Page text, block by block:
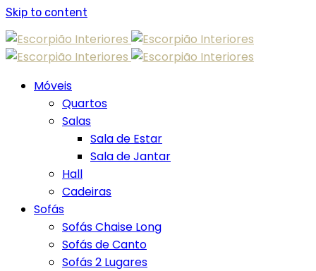
Skip to content
Móveis
Quartos
Salas
Sala de Estar
Sala de Jantar
Hall
Cadeiras
Sofás
Sofás Chaise Long
Sofás de Canto
Sofás 2 Lugares